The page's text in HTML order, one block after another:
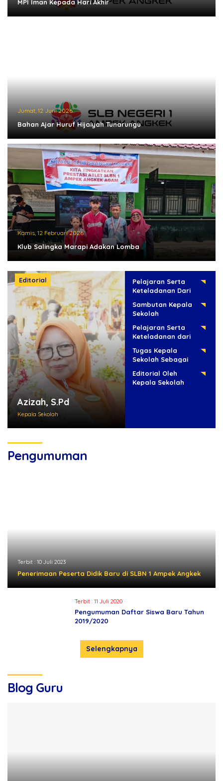
MPI Iman Kepada Hari Akhir
Jumat, 12 Juni 2026
Bahan Ajar Huruf Hijaiyah Tunarungu
Kamis, 12 Februari 2026
Klub Salingka Marapi Adakan Lomba
Editorial
Azizah, S.Pd
Kepala Sekolah
Pelajaran Serta
Keteladanan Dari
Sambutan Kepala
Sekolah
Pelajaran Serta
Keteladanan dari
Tugas Kepala
Sekolah Sebagai
Siswa
Editorial Oleh
Kepala Sekolah
Pengumuman
Terbit : 10 Juli 2023
Penerimaan Peserta Didik Baru di SLBN 1 Ampek Angkek
Terbit : 11 Juli 2020
Pengumuman Daftar Siswa Baru Tahun
2019/2020
Selengkapnya
Blog Guru